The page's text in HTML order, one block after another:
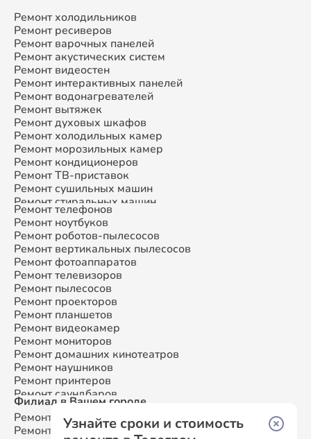
Ремонт холодильников
Ремонт ресиверов
Ремонт варочных панелей
Ремонт акустических систем
Ремонт видеостен
Ремонт интерактивных панелей
Ремонт водонагревателей
Ремонт вытяжек
Ремонт духовых шкафов
Ремонт холодильных камер
Ремонт морозильных камер
Ремонт кондиционеров
Ремонт ТВ-приставок
Ремонт сушильных машин
Ремонт стиральных машин
Ремонт микроволновых печей
Ремонт смарт-часов
Ремонт атс
Ремонт сплит-систем
Ремонт телефонов
Ремонт ноутбуков
Ремонт роботов-пылесосов
Ремонт вертикальных пылесосов
Ремонт фотоаппаратов
Ремонт телевизоров
Ремонт пылесосов
Ремонт проекторов
Ремонт планшетов
Ремонт видеокамер
Ремонт мониторов
Ремонт домашних кинотеатров
Ремонт наушников
Ремонт принтеров
Ремонт саундбаров
Ремонт VR систем
Ремонт сабвуферов
Ремонт посудомоечных машин
Филиал в Вашем городе
Ремонт SamsungМосква
Ремонт SamsungСанкт-Петербург
Узнайте сроки и стоимость